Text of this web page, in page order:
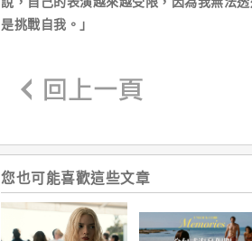
是挑戰自我。」
您也可能喜歡這些文章